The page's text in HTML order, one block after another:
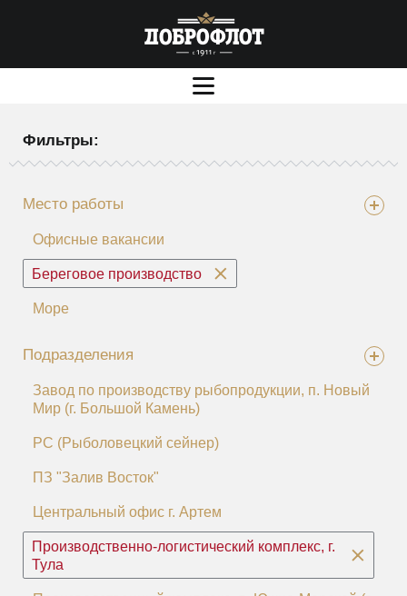
Фильтры:
Место работы
Офисные вакансии
Береговое производство
Море
Подразделения
Завод по производству рыбопродукции, п. Новый
Мир (г. Большой Камень)
РС (Рыболовецкий сейнер)
ПЗ "Залив Восток"
Центральный офис г. Артем
Производственно-логистический комплекс, г.
Тула